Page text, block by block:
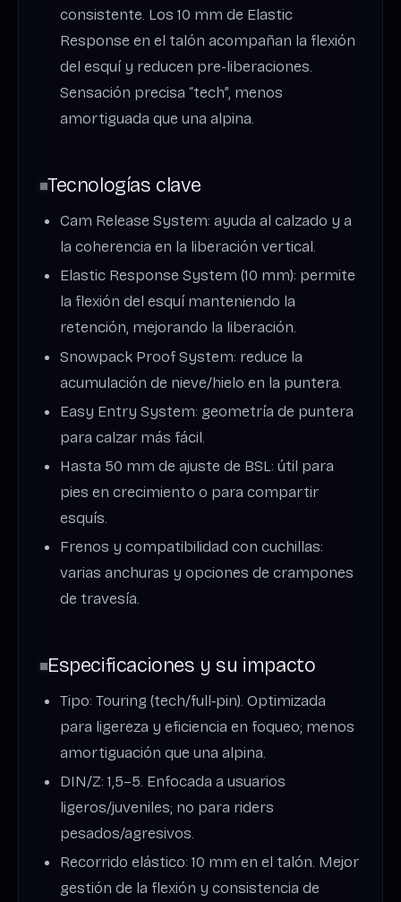
consistente. Los 10 mm de Elastic
Response en el talón acompañan la flexión
del esquí y reducen pre-liberaciones.
Sensación precisa “tech”, menos
amortiguada que una alpina.
Tecnologías clave
Cam Release System: ayuda al calzado y a
la coherencia en la liberación vertical.
Elastic Response System (10 mm): permite
la flexión del esquí manteniendo la
retención, mejorando la liberación.
Snowpack Proof System: reduce la
acumulación de nieve/hielo en la puntera.
Easy Entry System: geometría de puntera
para calzar más fácil.
Hasta 50 mm de ajuste de BSL: útil para
pies en crecimiento o para compartir
esquís.
Frenos y compatibilidad con cuchillas:
varias anchuras y opciones de crampones
de travesía.
Especificaciones y su impacto
Tipo: Touring (tech/full‑pin). Optimizada
para ligereza y eficiencia en foqueo; menos
amortiguación que una alpina.
DIN/Z: 1,5–5. Enfocada a usuarios
ligeros/juveniles; no para riders
pesados/agresivos.
Recorrido elástico: 10 mm en el talón. Mejor
gestión de la flexión y consistencia de